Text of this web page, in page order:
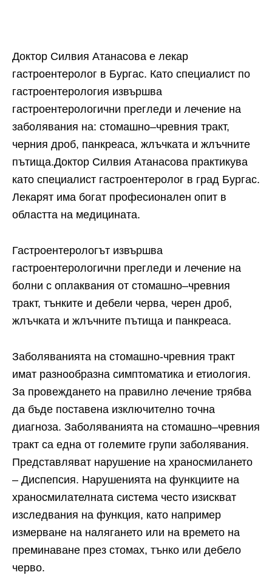
Доктор Силвия Атанасова е лекар
гастроентеролог в Бургас. Като специалист по
гастроентерология извършва
гастроентерологични прегледи и лечение на
заболявания на: стомашно–чревния тракт,
черния дроб, панкреаса, жлъчката и жлъчните
пътища.Доктор Силвия Атанасова практикува
като специалист гастроентеролог в град Бургас.
Лекарят има богат професионален опит в
областта на медицината.
Гастроентерологът извършва
гастроентерологични прегледи и лечение на
болни с оплаквания от стомашно–чревния
тракт, тънките и дебели черва, черен дроб,
жлъчката и жлъчните пътища и панкреаса.
Заболяванията на стомашно-чревния тракт
имат разнообразна симптоматика и етиология.
За провеждането на правилно лечение трябва
да бъде поставена изключително точна
диагноза. Заболяванията на стомашно–чревния
тракт са една от големите групи заболявания.
Представляват нарушение на храносми­лането
– Диспепсия. Нарушенията на функциите на
храносмилателната система често изискват
изследвания на функция, като например
измерване на налягането или на времето на
преминаване през стомах, тънко или дебело
черво.